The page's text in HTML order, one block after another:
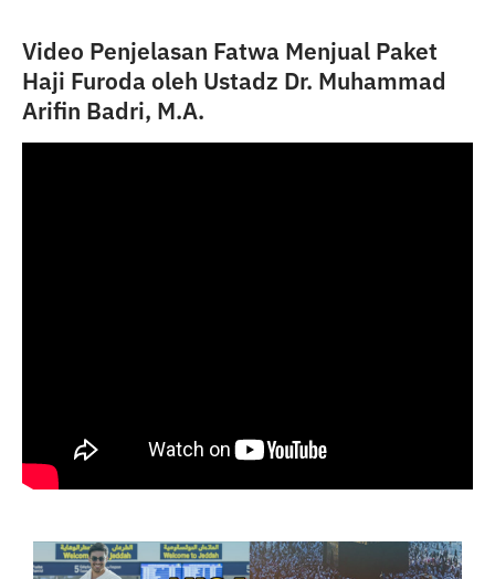
Video Penjelasan Fatwa Menjual Paket
Haji Furoda oleh Ustadz Dr. Muhammad
Arifin Badri, M.A.